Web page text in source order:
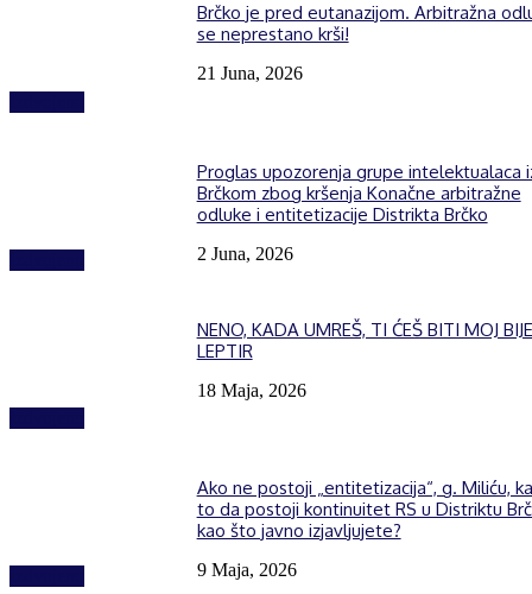
Brčko je pred eutanazijom. Arbitražna
se neprestano krši!
21 Juna, 2026
Proglas upozorenja grupe intelektualaca
Brčkom zbog kršenja Konačne arbitražne
odluke i entitetizacije Distrikta Brčko
2 Juna, 2026
NENO, KADA UMREŠ, TI ĆEŠ BITI MOJ
LEPTIR
18 Maja, 2026
Ako ne postoji „entitetizacija“, g. Miliću,
to da postoji kontinuitet RS u Distriktu
kao što javno izjavljujete?
9 Maja, 2026